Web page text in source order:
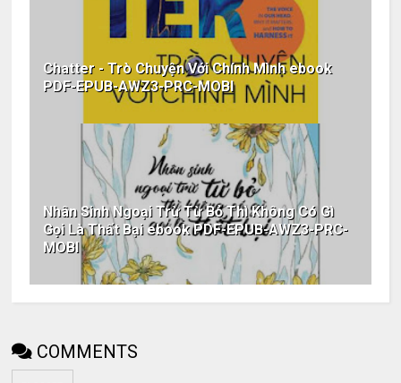
Chatter - Trò Chuyện Với Chính Mình ebook
PDF-EPUB-AWZ3-PRC-MOBI
Nhân Sinh Ngoại Trừ Từ Bỏ Thì Không Có Gì
Gọi Là Thất Bại ebook PDF-EPUB-AWZ3-PRC-
MOBI
COMMENTS